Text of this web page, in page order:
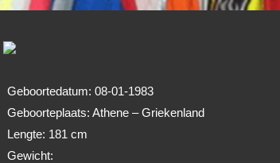
Geboortedatum: 08-01-1983
Geboorteplaats: Athene – Griekenland
Lengte: 181 cm
Gewicht: